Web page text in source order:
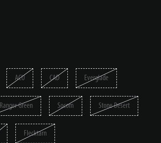
ACU CAD Everglade
Ranger Green Socom Stone Desert
Flecktarn